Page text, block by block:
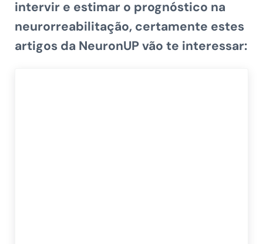
intervir e estimar o prognóstico na
neurorreabilitação, certamente estes
artigos da NeuronUP vão te interessar: